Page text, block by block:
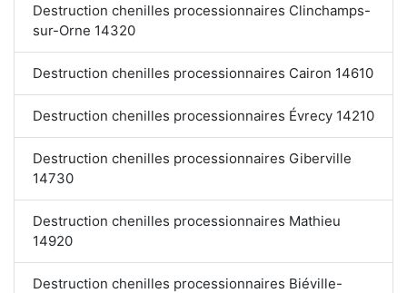
Destruction chenilles processionnaires Clinchamps-
sur-Orne 14320
Destruction chenilles processionnaires Cairon 14610
Destruction chenilles processionnaires Évrecy 14210
Destruction chenilles processionnaires Giberville
14730
Destruction chenilles processionnaires Mathieu
14920
Destruction chenilles processionnaires Biéville-